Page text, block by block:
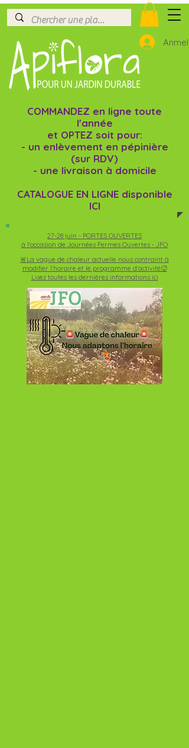
27-28 juin - PORTES OUVERTES
à l'occasion de Journées Fermes Ouvertes - JFO
🚨La vague de chaleur actuelle nous contraint à
modifier l'horaire et le programme d'activité🥵
Lisez toutes les dernières informations ici
COMMANDEZ en ligne toute
l'année
et OPTEZ soit pour:
- un enlèvement en pépinière
(sur RDV)
- une livraison à domicile
CATALOGUE EN LIGNE disponible
ICI